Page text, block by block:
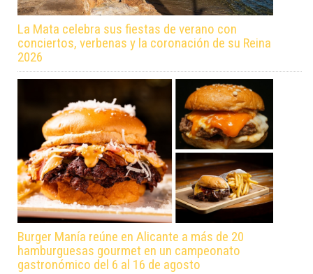
La Mata celebra sus fiestas de verano con
conciertos, verbenas y la coronación de su Reina
2026
Burger Manía reúne en Alicante a más de 20
hamburguesas gourmet en un campeonato
gastronómico del 6 al 16 de agosto